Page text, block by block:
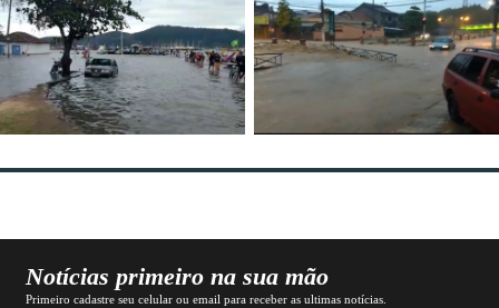
Notícias primeiro na sua mão
Primeiro cadastre seu celular ou email para receber as ultimas notícias.